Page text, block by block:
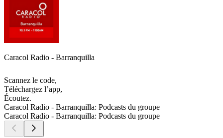
Caracol Radio - Barranquilla
Scannez le code,
Téléchargez l’app,
Écoutez.
Caracol Radio - Barranquilla: Podcasts du groupe
Caracol Radio - Barranquilla: Podcasts du groupe